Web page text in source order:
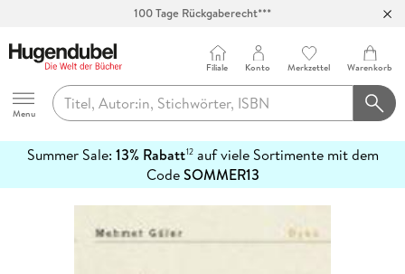
100 Tage Rückgaberecht***
Hugendubel
Menu
Filiale Konto Merkzettel Warenkorb
Summer Sale: 13% Rabatt12auf viele Sortimente mit dem
CodeSOMMER13
erfahren